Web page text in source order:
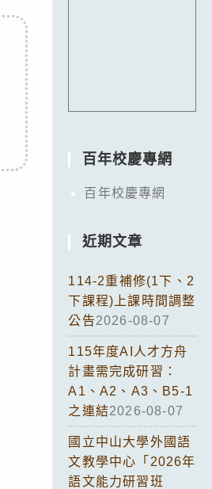
百年校慶專網
百年校慶專網
近期文章
114-2重補修(1下、2
下課程)上課時間調整
公告2026-08-07
115年度AI人才方舟
計畫需完成研習：
A1、A2、A3、B5-1
之連結2026-08-07
國立中山大學外國語
文教學中心「2026年
語文能力研習班